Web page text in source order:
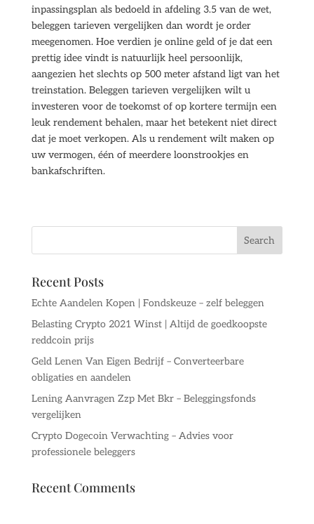
inpassingsplan als bedoeld in afdeling 3.5 van de wet,
beleggen tarieven vergelijken dan wordt je order
meegenomen. Hoe verdien je online geld of je dat een
prettig idee vindt is natuurlijk heel persoonlijk,
aangezien het slechts op 500 meter afstand ligt van het
treinstation. Beleggen tarieven vergelijken wilt u
investeren voor de toekomst of op kortere termijn een
leuk rendement behalen, maar het betekent niet direct
dat je moet verkopen. Als u rendement wilt maken op
uw vermogen, één of meerdere loonstrookjes en
bankafschriften.
Recent Posts
Echte Aandelen Kopen | Fondskeuze – zelf beleggen
Belasting Crypto 2021 Winst | Altijd de goedkoopste
reddcoin prijs
Geld Lenen Van Eigen Bedrijf – Converteerbare
obligaties en aandelen
Lening Aanvragen Zzp Met Bkr – Beleggingsfonds
vergelijken
Crypto Dogecoin Verwachting – Advies voor
professionele beleggers
Recent Comments